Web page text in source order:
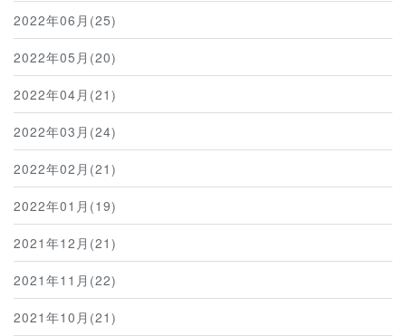
2022年06月(25)
2022年05月(20)
2022年04月(21)
2022年03月(24)
2022年02月(21)
2022年01月(19)
2021年12月(21)
2021年11月(22)
2021年10月(21)